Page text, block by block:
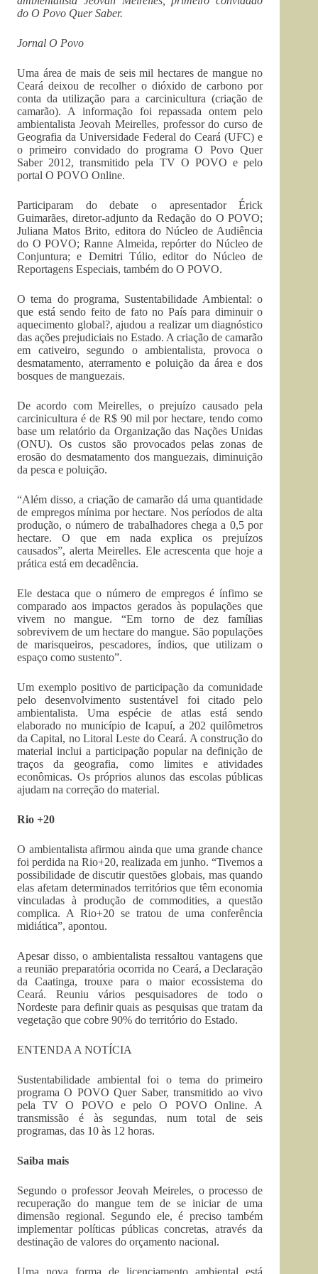
do O Povo Quer Saber.
Jornal O Povo
Uma área de mais de seis mil hectares de mangue no
Ceará deixou de recolher o dióxido de carbono por
conta da utilização para a carcinicultura (criação de
camarão). A informação foi repassada ontem pelo
ambientalista Jeovah Meirelles, professor do curso de
Geografia da Universidade Federal do Ceará (UFC) e
o primeiro convidado do programa O Povo Quer
Saber 2012, transmitido pela TV O POVO e pelo
portal O POVO Online.
Participaram do debate o apresentador Érick
Guimarães, diretor-adjunto da Redação do O POVO;
Juliana Matos Brito, editora do Núcleo de Audiência
do O POVO; Ranne Almeida, repórter do Núcleo de
Conjuntura; e Demitri Túlio, editor do Núcleo de
Reportagens Especiais, também do O POVO.
O tema do programa, Sustentabilidade Ambiental: o
que está sendo feito de fato no País para diminuir o
aquecimento global?, ajudou a realizar um diagnóstico
das ações prejudiciais no Estado. A criação de camarão
em cativeiro, segundo o ambientalista, provoca o
desmatamento, aterramento e poluição da área e dos
bosques de manguezais.
De acordo com Meirelles, o prejuízo causado pela
carcinicultura é de R$ 90 mil por hectare, tendo como
base um relatório da Organização das Nações Unidas
(ONU). Os custos são provocados pelas zonas de
erosão do desmatamento dos manguezais, diminuição
da pesca e poluição.
“Além disso, a criação de camarão dá uma quantidade
de empregos mínima por hectare. Nos períodos de alta
produção, o número de trabalhadores chega a 0,5 por
hectare. O que em nada explica os prejuízos
causados”, alerta Meirelles. Ele acrescenta que hoje a
prática está em decadência.
Ele destaca que o número de empregos é ínfimo se
comparado aos impactos gerados às populações que
vivem no mangue. “Em torno de dez famílias
sobrevivem de um hectare do mangue. São populações
de marisqueiros, pescadores, índios, que utilizam o
espaço como sustento”.
Um exemplo positivo de participação da comunidade
pelo desenvolvimento sustentável foi citado pelo
ambientalista. Uma espécie de atlas está sendo
elaborado no município de Icapuí, a 202 quilômetros
da Capital, no Litoral Leste do Ceará. A construção do
material inclui a participação popular na definição de
traços da geografia, como limites e atividades
econômicas. Os próprios alunos das escolas públicas
ajudam na correção do material.
Rio +20
O ambientalista afirmou ainda que uma grande chance
foi perdida na Rio+20, realizada em junho. “Tivemos a
possibilidade de discutir questões globais, mas quando
elas afetam determinados territórios que têm economia
vinculadas à produção de commodities, a questão
complica. A Rio+20 se tratou de uma conferência
midiática”, apontou.
Apesar disso, o ambientalista ressaltou vantagens que
a reunião preparatória ocorrida no Ceará, a Declaração
da Caatinga, trouxe para o maior ecossistema do
Ceará. Reuniu vários pesquisadores de todo o
Nordeste para definir quais as pesquisas que tratam da
vegetação que cobre 90% do território do Estado.
ENTENDA A NOTÍCIA
Sustentabilidade ambiental foi o tema do primeiro
programa O POVO Quer Saber, transmitido ao vivo
pela TV O POVO e pelo O POVO Online. A
transmissão é às segundas, num total de seis
programas, das 10 às 12 horas.
Saiba mais
Segundo o professor Jeovah Meireles, o processo de
recuperação do mangue tem de se iniciar de uma
dimensão regional. Segundo ele, é preciso também
implementar políticas públicas concretas, através da
destinação de valores do orçamento nacional.
Uma nova forma de licenciamento ambiental está